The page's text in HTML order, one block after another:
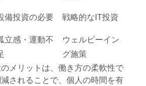
備投資の必要 戦略的なIT投資
立感・運動不
ウェルビーイン
グ施策
メリットは、働き方の柔軟性で
されることで、個人の時間を有